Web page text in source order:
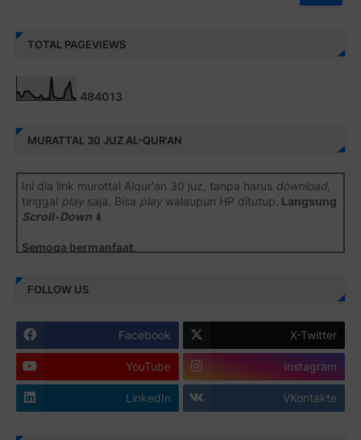
TOTAL PAGEVIEWS
484013
MURATTAL 30 JUZ AL-QUR'AN
Ini dia link murottal Alqur'an 30 juz, tanpa harus download,
tinggal playsaja. Bisa playwalaupun HP ditutup. Langsung
Scroll-Down ⬇️
Semoga bermanfaat
Juz 1 ⇨
Juz 3 ⇨ http://j.mp/2bFSrtF
Juz 4 ⇨ http://j.mp/2b8SXi3
Juz 5 ⇨ http://j.mp/2b8RZm3
FOLLOW US
Facebook X-Twitter
YouTube Instagram
LinkedIn VKontakte